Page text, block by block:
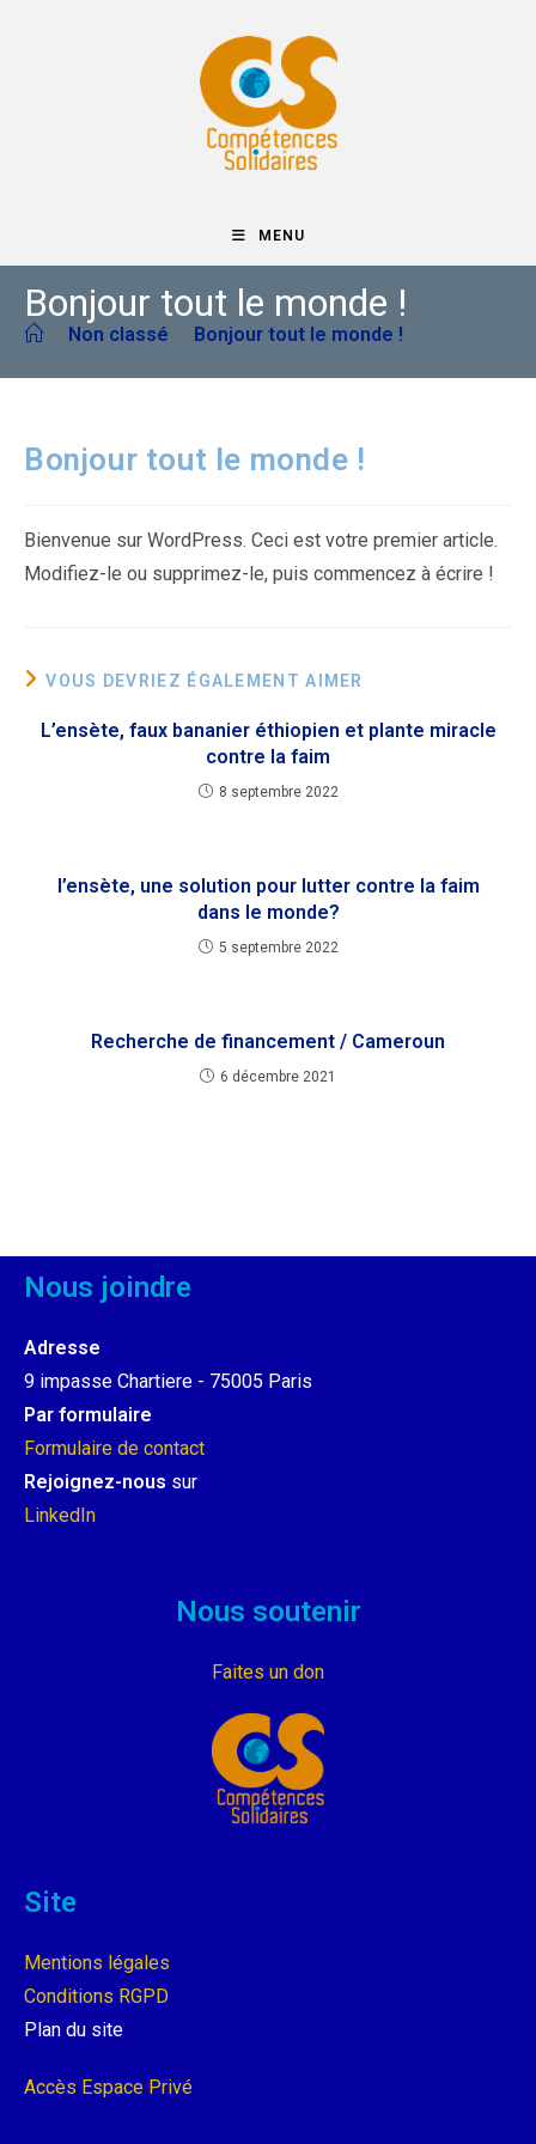
MENU
Bonjour tout le monde !
Non classé Bonjour tout le monde !
Bonjour tout le monde !
Bienvenue sur WordPress. Ceci est votre premier article.
Modifiez-le ou supprimez-le, puis commencez à écrire !
VOUS DEVRIEZ ÉGALEMENT AIMER
L’ensète, faux bananier éthiopien et plante miracle
contre la faim
8 septembre 2022
l’ensète, une solution pour lutter contre la faim
dans le monde?
5 septembre 2022
Recherche de financement / Cameroun
6 décembre 2021
Nous joindre
Adresse
9 impasse Chartiere - 75005 Paris
Par formulaire
Formulaire de contact
Rejoignez-nous sur
LinkedIn
Nous soutenir
Faites un don
Site
Mentions légales
Conditions RGPD
Plan du site
Accès Espace Privé